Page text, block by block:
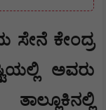
ಸೇನೆ ಕೇಂದ್ರ
ಅವರು